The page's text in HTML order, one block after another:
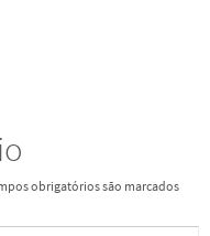
obrigatórios são marcados